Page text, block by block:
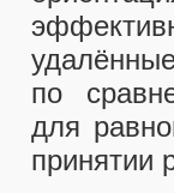
по
для
принятии